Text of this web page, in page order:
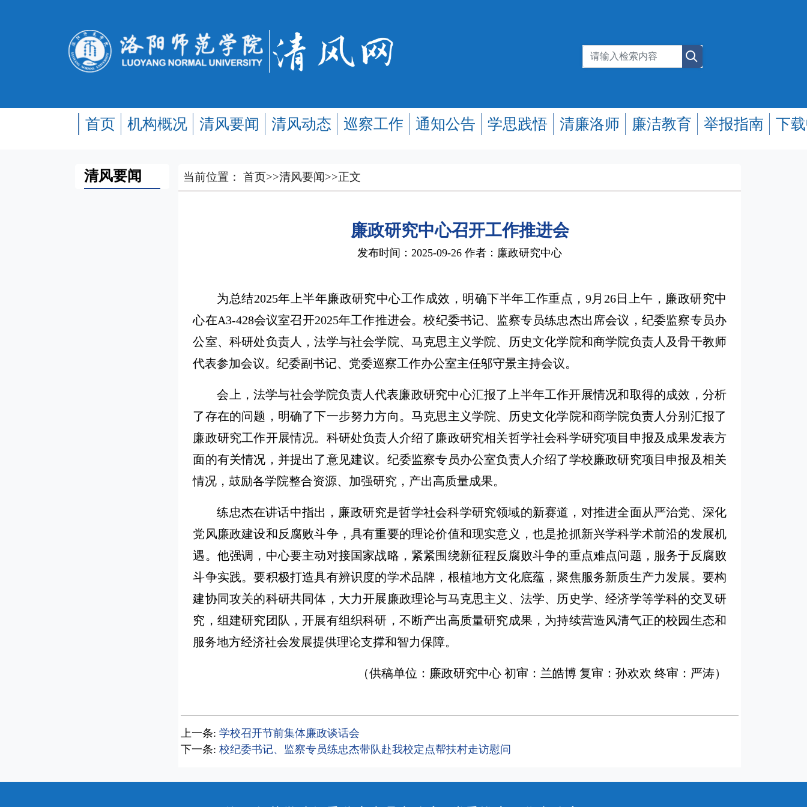
首页 机构概况 清风要闻 清风动态 巡察工作 通知公告 学思践悟 清廉洛师 廉洁教育 举报指南 下
清风要闻 当前位置：首页>>清风要闻>>正文
廉政研究中心召开工作推进会
发布时间：2025-09-26 作者：廉政研究中心
为总结2025年上半年廉政研究中心工作成效，明确下半年工作重点，9月26日上午，廉政研究中
心在A3-428会议室召开2025年工作推进会。校纪委书记、监察专员练忠杰出席会议，纪委监察专员办
公室、科研处负责人，法学与社会学院、马克思主义学院、历史文化学院和商学院负责人及骨干教师
代表参加会议。纪委副书记、党委巡察工作办公室主任邬守景主持会议。
会上，法学与社会学院负责人代表廉政研究中心汇报了上半年工作开展情况和取得的成效，分析
了存在的问题，明确了下一步努力方向。马克思主义学院、历史文化学院和商学院负责人分别汇报了
廉政研究工作开展情况。科研处负责人介绍了廉政研究相关哲学社会科学研究项目申报及成果发表方
面的有关情况，并提出了意见建议。纪委监察专员办公室负责人介绍了学校廉政研究项目申报及相关
情况，鼓励各学院整合资源、加强研究，产出高质量成果。
练忠杰在讲话中指出，廉政研究是哲学社会科学研究领域的新赛道，对推进全面从严治党、深化
党风廉政建设和反腐败斗争，具有重要的理论价值和现实意义，也是抢抓新兴学科学术前沿的发展机
遇。他强调，中心要主动对接国家战略，紧紧围绕新征程反腐败斗争的重点难点问题，服务于反腐败
斗争实践。要积极打造具有辨识度的学术品牌，根植地方文化底蕴，聚焦服务新质生产力发展。要构
建协同攻关的科研共同体，大力开展廉政理论与马克思主义、法学、历史学、经济学等学科的交叉研
究，组建研究团队，开展有组织科研，不断产出高质量研究成果，为持续营造风清气正的校园生态和
服务地方经济社会发展提供理论支撑和智力保障。
（供稿单位：廉政研究中心 初审：兰皓博 复审：孙欢欢 终审：严涛）
上一条:学校召开节前集体廉政谈话会
下一条:校纪委书记、监察专员练忠杰带队赴我校定点帮扶村走访慰问